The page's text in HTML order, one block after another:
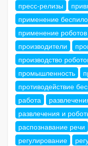
пресс-релизы
применение
применение роботов
производители
производство
промышленность
противодействие
работа
развлечения и
распознавание речи
регулирование